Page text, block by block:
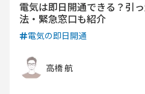
電気は即日開通できる？引
法・緊急窓口も紹介
電気の即日開通
高橋 航